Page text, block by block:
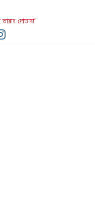
দোতারা’
গল্প
উদযাপন